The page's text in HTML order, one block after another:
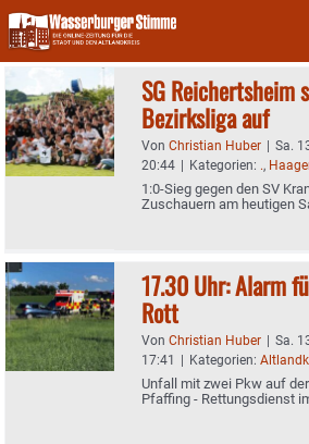
Skip
to
content
SG Reichertsheim
Bezirksliga auf
Von Christian Huber | Sa.
20:44 | Kategorien: .,
1:0-Sieg gegen den SV
Zuschauern am heutigen
17.30 Uhr: Alarm
Rott
Von Christian Huber | Sa.
17:41 | Kategorien:
Unfall mit zwei Pkw auf
Pfaffing - Rettungsdienst